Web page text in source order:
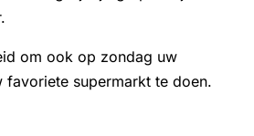
om ook op zondag uw
favoriete supermarkt te doen.